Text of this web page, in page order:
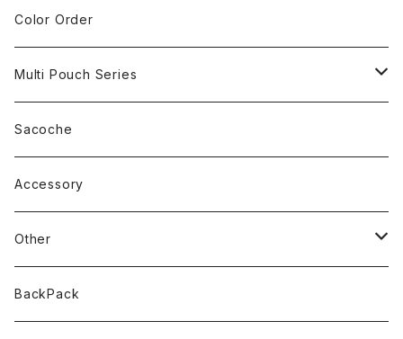
Color Order
Multi Pouch Series
Multi Pouch
Multi Pouch Plus
Multi Pouch(PT)
Mobile Pouch
Sacoche
Accessory
Other
Wetti Pouch
BackPack